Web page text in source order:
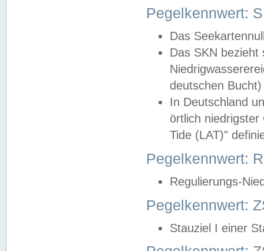
Pegelkennwert:
Das
Das SKN
deutschen
In Deutschland
örtlich
Tide (LAT)"
Pegelkennwert:
Regulierungs-
Pegelkennwert:
Stauziel I einer